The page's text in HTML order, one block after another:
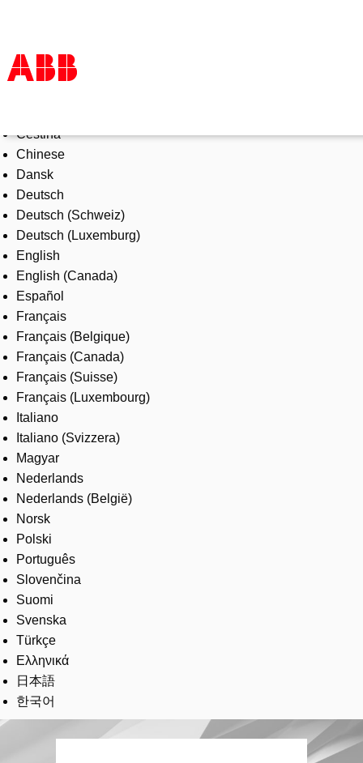
Products & Solutions
Industries
Services
About us
Where to buy
Contact us
Careers
Čeština
Chinese
Dansk
Deutsch
Deutsch (Schweiz)
Deutsch (Luxemburg)
English
English (Canada)
Español
Français
Français (Belgique)
Français (Canada)
Français (Suisse)
Français (Luxembourg)
Italiano
Italiano (Svizzera)
Magyar
Nederlands
Nederlands (België)
Norsk
Polski
Português
Slovenčina
Suomi
Svenska
Türkçe
Ελληνικά
日本語
한국어